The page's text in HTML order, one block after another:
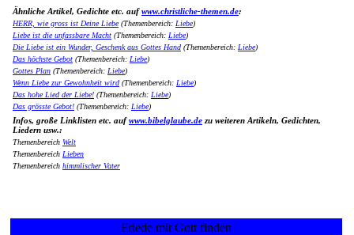
Ähnliche Artikel, Gedichte etc. aufwww.christliche-themen.de:
HERR, wie gross ist Deine Liebe(Themenbereich: Liebe)
Liebe ist die unfassbare Macht (Themenbereich: Liebe)
Die Liebe ist ein Wunder, Geschenk aus Gottes Hand (Themenbereich: Liebe)
Das höchste Gebot (Themenbereich: Liebe)
Gottes Plan (Themenbereich: Liebe)
Wenn Liebe zur Gewohnheit wird (Themenbereich: Liebe)
Das hohe Lied der Liebe! (Themenbereich: Liebe)
Das grösste Gebot! (Themenbereich: Liebe)
Infos, große Linklisten etc. aufwww.bibelglaube.de zu weiteren Artikeln, Gedichten,
Liedern usw.:
Themenbereich Welt
Themenbereich Lieben
Themenbereich himmlischer Vater
Friede mit Gott finden